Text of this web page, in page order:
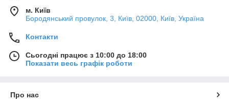
м. Київ
Бородянський провулок, 3, Київ, 02000, Київ, Україна
Контакти
Сьогодні працює з 10:00 до 18:00
Показати весь графік роботи
Про нас